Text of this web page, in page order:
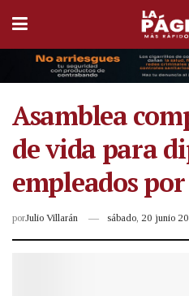
Asamblea
de vida para
empleados por
porJulio Villarán sábado, 20 junio